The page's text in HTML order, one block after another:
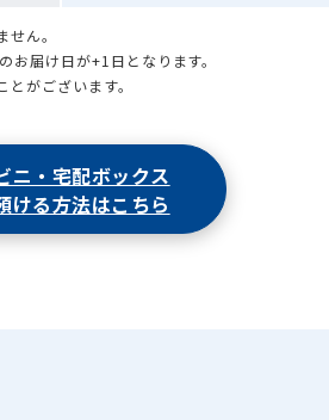
ん。
届け日が+1日となります。
がございます。
ニ・宅配ボックス
ける方法はこちら